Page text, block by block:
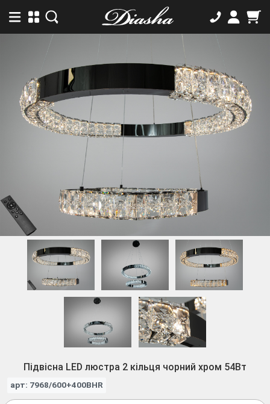
Підвісна LED люстра 2 кільця чорний хром 54Вт
арт: 7968/600+400BHR